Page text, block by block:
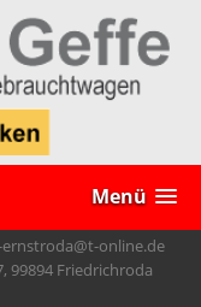
Menü
online.de
99894 Friedrichroda